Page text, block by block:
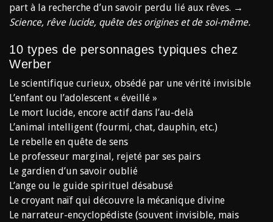
part à la recherche d’un savoir perdu lié aux rêves. →
Science, rêve lucide, quête des origines et de soi-même.
10 types de personnages typiques chez
Werber
Le scientifique curieux, obsédé par une vérité invisible
L’enfant ou l’adolescent « éveillé »
Le mort lucide, encore actif dans l’au-delà
L’animal intelligent (fourmi, chat, dauphin, etc.)
Le rebelle en quête de sens
Le professeur marginal, rejeté par ses pairs
Le gardien d’un savoir oublié
L’ange ou le guide spirituel désabusé
Le croyant naïf qui découvre la mécanique divine
Le narrateur-encyclopédiste (souvent invisible, mais